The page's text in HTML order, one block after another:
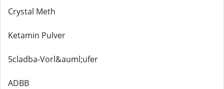
Crystal Meth
Ketamin Pulver
5cladba-Vorl&auml;ufer
ADBB